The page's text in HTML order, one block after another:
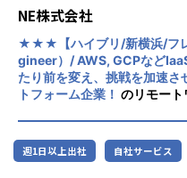
の整備を通じたシステム状況
・デリバリーの高速化：
CDパイプラインの構築・改
・越境した改善支援： バ
たコード改修支援や、監視・
・攻めのインフラ運用：
キュリティ施策の推進によ
ート。
◯スケーラブルなインフラ基
1日数千万リクエストを捌
を中心とした高度なインフ
・アーキテクチャ設計：
L、SQS 等を用いた、高可用
計。
ード構成）の性能改善、スケ
NE株式会社
★★★【ハイブリ/新横浜/フ
gineer）/ AWS, GCPなど
たり前を変え、挑戦を加速
トフォーム企業！ のリモート
週1日以上出社 自社サービス